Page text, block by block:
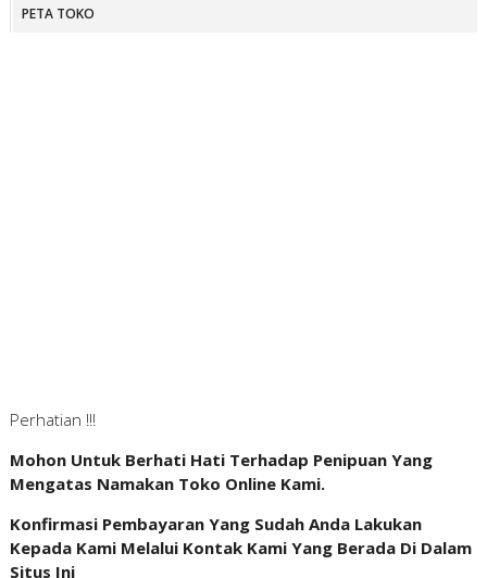
PETA TOKO
Perhatian !!!
Mohon Untuk Berhati Hati Terhadap Penipuan Yang
Mengatas Namakan Toko Online Kami.
Konfirmasi Pembayaran Yang Sudah Anda Lakukan
Kepada Kami Melalui Kontak Kami Yang Berada Di Dalam
Situs Ini